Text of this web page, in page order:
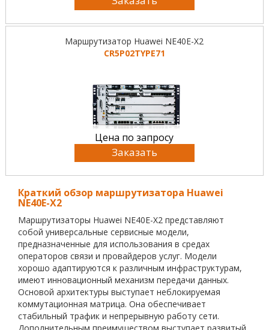
Маршрутизатор Huawei NE40E-X2
CR5P02TYPE71
Цена по запросу
Заказать
Краткий обзор маршрутизатора Huawei
NE40E-X2
Маршрутизаторы Huawei NE40E-X2 представляют
собой универсальные сервисные модели,
предназначенные для использования в средах
операторов связи и провайдеров услуг. Модели
хорошо адаптируются к различным инфраструктурам,
имеют инновационный механизм передачи данных.
Основой архитектуры выступает неблокируемая
коммутационная матрица. Она обеспечивает
стабильный трафик и непрерывную работу сети.